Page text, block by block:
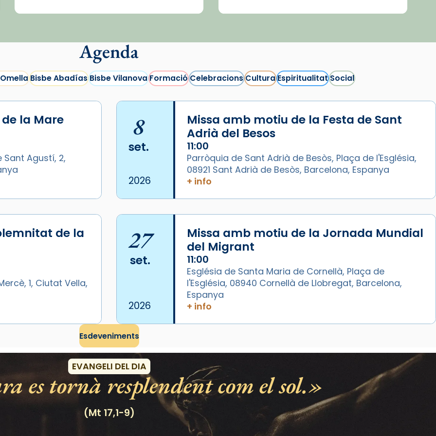
Agenda
Bisbe AbadíasBisbe VilanovaFormacióCelebracionsCulturaEspiritualitatSocial
la Mare
Agustí, 2,
8
set.
2026
Missa amb motiu de la Festa de Sant
Adrià del Besos
11:00
Parròquia de Sant Adrià de Besòs, Plaça de l'Església,
08921 Sant Adrià de Besòs, Barcelona, Espanya
+ info
de la
1, Ciutat Vella,
27
set.
2026
Missa amb motiu de la Jornada Mundial
del Migrant
11:00
Església de Santa Maria de Cornellà, Plaça de
l'Església, 08940 Cornellà de Llobregat, Barcelona,
Espanya
+ info
Esdeveniments
EVANGELI DEL DIA
es tornà resplendent com el sol.
(Mt 17,1-9)